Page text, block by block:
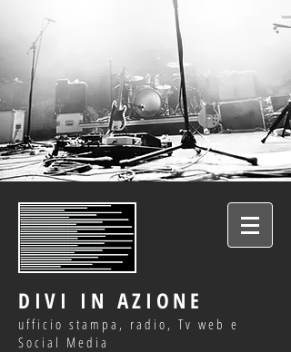
DIVI IN AZIONE
ufficio stampa, radio, Tv web e
Social Media